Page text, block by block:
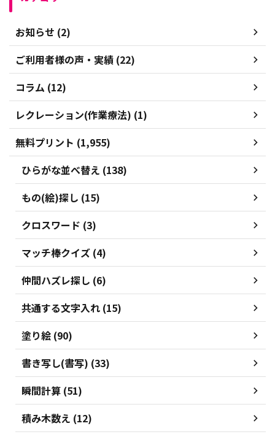
お知らせ (2)
ご利用者様の声・実績 (22)
コラム (12)
レクレーション(作業療法) (1)
無料プリント (1,955)
ひらがな並べ替え (138)
もの(絵)探し (15)
クロスワード (3)
マッチ棒クイズ (4)
仲間ハズレ探し (6)
共通する文字入れ (15)
塗り絵 (90)
書き写し(書写) (33)
瞬間計算 (51)
積み木数え (12)